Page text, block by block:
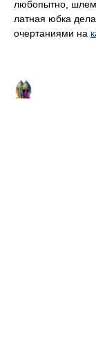
любопытно,
латная юбка
очертаниями на